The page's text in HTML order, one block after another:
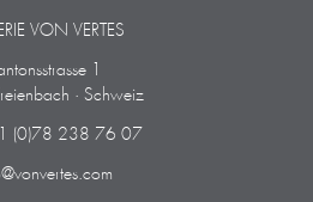
VON VERTES
1
· Schweiz
(0)78 238 76 07